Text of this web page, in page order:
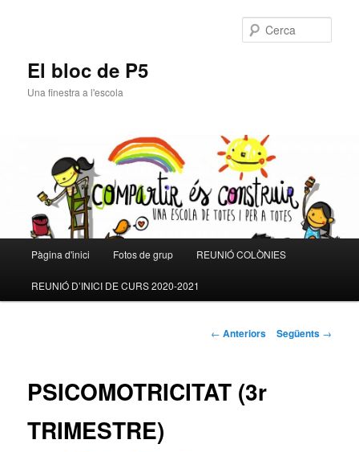
El bloc de P5
Una finestra a l'escola
principal
Aneu
al
Pàgina d'inici Fotos de grup REUNIÓ COLÒNIES
REUNIÓ D’INICI DE CURS 2020-2021
Navegació
← Anteriors Següents →
PSICOMOTRICITAT (3r
TRIMESTRE)